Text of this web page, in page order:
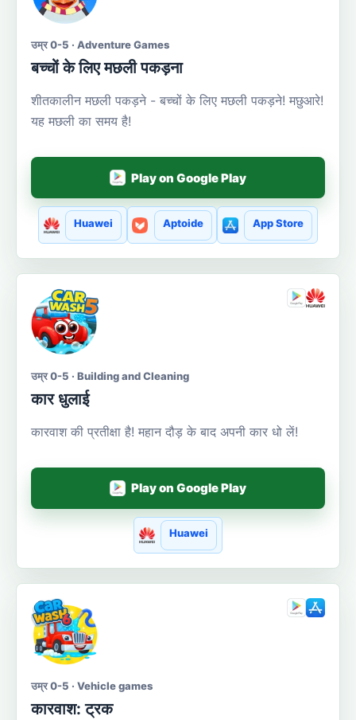
उम्र 0-5 · Adventure Games
बच्चों के लिए मछली पकड़ना
शीतकालीन मछली पकड़ने - बच्चों के लिए मछली पकड़ने! मछुआरे!
यह मछली का समय है!
Play on Google Play
Huawei Aptoide App Store
उम्र 0-5 · Building and Cleaning
कार धुलाई
कारवाश की प्रतीक्षा है! महान दौड़ के बाद अपनी कार धो लें!
Play on Google Play
Huawei
उम्र 0-5 · Vehicle games
कारवाश: ट्रक